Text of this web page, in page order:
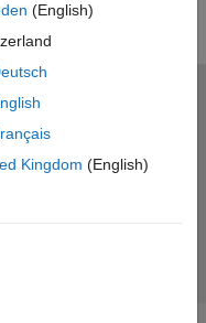
(English)
Kingdom (English)
방침
웹사이트